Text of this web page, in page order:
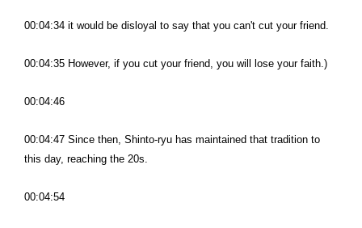
00:04:34 it would be disloyal to say that you can't cut your friend.
00:04:35 However, if you cut your friend, you will lose your faith.)
00:04:46
00:04:47 Since then, Shinto-ryu has maintained that tradition to
this day, reaching the 20s.
00:04:54